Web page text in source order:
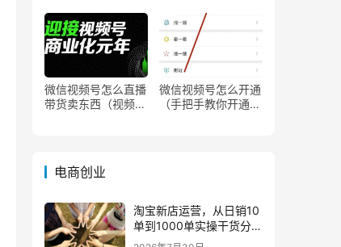
微信视频号怎么直播
带货卖东西（视频号
微信视频号怎么开通
（手把手教你开通微
电商创业
淘宝新店运营，从日销10
单到1000单实操干货分
享！